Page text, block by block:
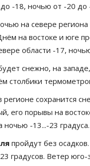
-18, ночью от -20 до
на севере
на востоке и юге
области -17,
снежно, на
столбики
регионе сохранится
его порывы на
ночью -13...-23 градуса.
пройдут без
градусов. Ветер